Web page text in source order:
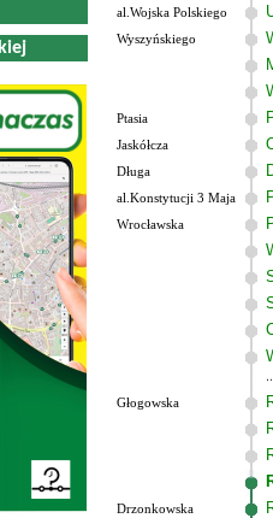
al.Wojska Polskiego
Wyszyńskiego
Ptasia
Jaskółcza
Długa
al.Konstytucji 3 Maja
Wrocławska
Głogowska
Drzonkowska